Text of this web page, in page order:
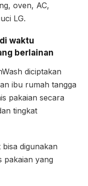
oven, AC,
LG.
waktu
berlainan
diciptakan
ibu rumah tangga
pakaian secara
tingkat
digunakan
pakaian yang